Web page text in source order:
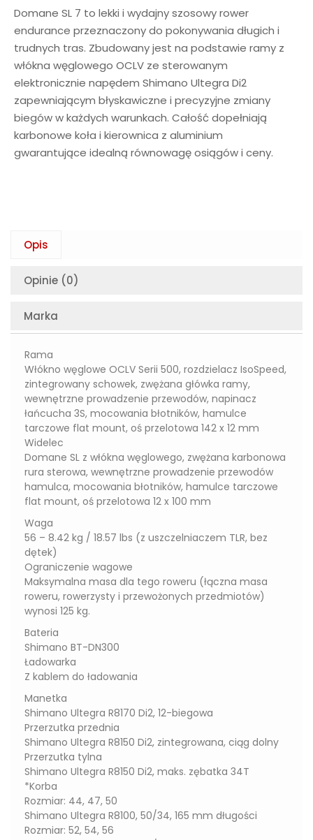
Domane SL 7 to lekki i wydajny szosowy rower
endurance przeznaczony do pokonywania długich i
trudnych tras. Zbudowany jest na podstawie ramy z
włókna węglowego OCLV ze sterowanym
elektronicznie napędem Shimano Ultegra Di2
zapewniającym błyskawiczne i precyzyjne zmiany
biegów w każdych warunkach. Całość dopełniają
karbonowe koła i kierownica z aluminium
gwarantujące idealną równowagę osiągów i ceny.
Opis
Opinie (0)
Marka
Rama
Włókno węglowe OCLV Serii 500, rozdzielacz IsoSpeed,
zintegrowany schowek, zwężana główka ramy,
wewnętrzne prowadzenie przewodów, napinacz
łańcucha 3S, mocowania błotników, hamulce
tarczowe flat mount, oś przelotowa 142 x 12 mm
Widelec
Domane SL z włókna węglowego, zwężana karbonowa
rura sterowa, wewnętrzne prowadzenie przewodów
hamulca, mocowania błotników, hamulce tarczowe
flat mount, oś przelotowa 12 x 100 mm
Waga
56 – 8.42 kg / 18.57 lbs (z uszczelniaczem TLR, bez
dętek)
Ograniczenie wagowe
Maksymalna masa dla tego roweru (łączna masa
roweru, rowerzysty i przewożonych przedmiotów)
wynosi 125 kg.
Bateria
Shimano BT-DN300
Ładowarka
Z kablem do ładowania
Manetka
Shimano Ultegra R8170 Di2, 12-biegowa
Przerzutka przednia
Shimano Ultegra R8150 Di2, zintegrowana, ciąg dolny
Przerzutka tylna
Shimano Ultegra R8150 Di2, maks. zębatka 34T
*Korba
Rozmiar: 44, 47, 50
Shimano Ultegra R8100, 50/34, 165 mm długości
Rozmiar: 52, 54, 56